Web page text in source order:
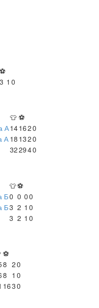
⚽
3 1 0
👕 ⚽
А141620
А 18 1320
322940
👕⚽
Б0 0 00
Б3 2 1 0
3 2 1 0
⚽
8 20
8 1 0
1630